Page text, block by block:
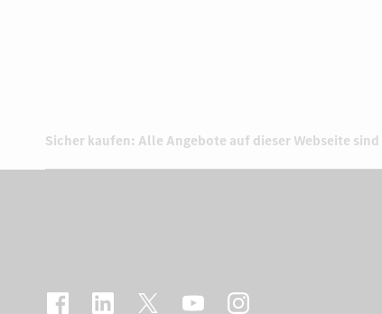
Sicher kaufen: Alle Angebote auf dieser Webseite